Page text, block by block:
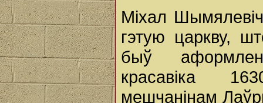
Міхал
гэтую царкву,
быў
красавіка
мешчанінам